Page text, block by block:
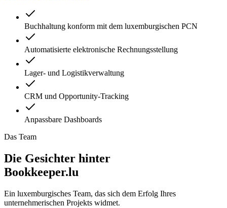
Buchhaltung konform mit dem luxemburgischen PCN
Automatisierte elektronische Rechnungsstellung
Lager- und Logistikverwaltung
CRM und Opportunity-Tracking
Anpassbare Dashboards
Das Team
Die Gesichter hinter
Bookkeeper.lu
Ein luxemburgisches Team, das sich dem Erfolg Ihres
unternehmerischen Projekts widmet.